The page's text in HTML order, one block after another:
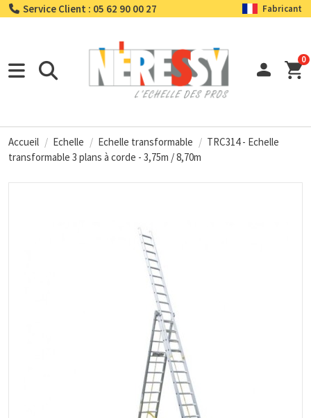
Service Client : 05 62 90 00 27 Fabricant
0
Accueil Echelle Echelle transformable
TRC314 - Echelle
transformable 3 plans à corde - 3,75m / 8,70m